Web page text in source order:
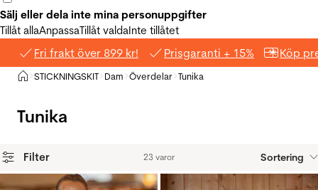
Sälj eller dela inte mina personuppgifter
Tillåt allaAnpassaTillåt valdaInte tillåtet
Fri frakt över 899 kr! Prisgaranti + 15% Köp
Hem
>STICKNINGSKIT >Dam >Överdelar >Tunika
Tunika
Filter 23 varor Sortering
Produkter